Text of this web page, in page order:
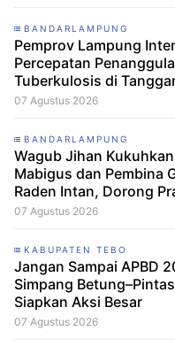
BANDARLAMPUNG
Pemprov Lampung
Percepatan
Tuberkulosis di
07 Agustus 2026
BANDARLAMPUNG
Wagub Jihan
Mabigus dan Pembina
Raden Intan, Dorong
Karakter Generasi Muda
07 Agustus 2026
KABUPATEN TEBO
Jangan Sampai APBD
Simpang
Siapkan Aksi Besar
07 Agustus 2026